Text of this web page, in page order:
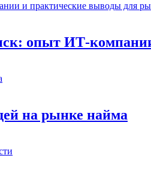
опыт ИТ-
на рынке найма